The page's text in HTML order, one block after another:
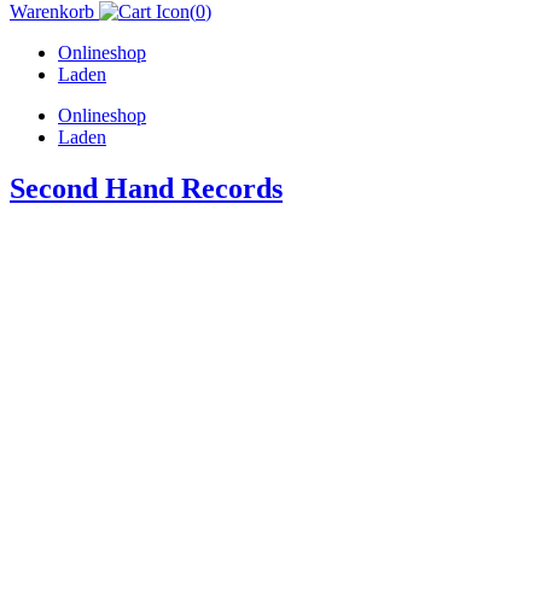
Warenkorb
(0)
Onlineshop
Laden
Onlineshop
Laden
Second Hand Records